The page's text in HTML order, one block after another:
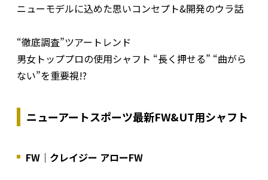
ニューモデルに込めた思いコンセプト&開発のウラ話
“徹底調査”ツアートレンド
男女トッププロの使用シャフト “長く押せる” “曲がら
ない”を重要視!?
ニューアートスポーツ最新FW&UT用シャフト
FW｜クレイジー アローFW